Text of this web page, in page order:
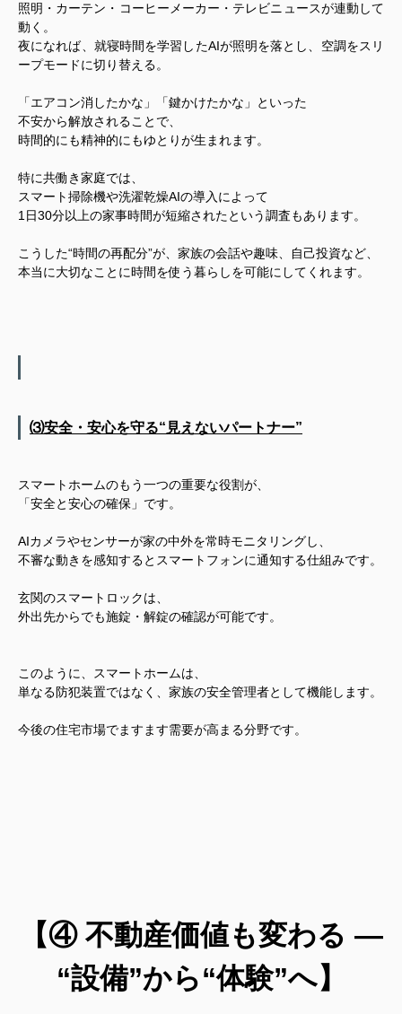
照明・カーテン・コーヒーメーカー・テレビニュースが連動して
動く。
夜になれば、就寝時間を学習したAIが照明を落とし、空調をスリ
ープモードに切り替える。
「エアコン消したかな」「鍵かけたかな」といった
不安から解放されることで、
時間的にも精神的にもゆとりが生まれます。
特に共働き家庭では、
スマート掃除機や洗濯乾燥AIの導入によって
1日30分以上の家事時間が短縮されたという調査もあります。
こうした“時間の再配分”が、家族の会話や趣味、自己投資など、
本当に大切なことに時間を使う暮らしを可能にしてくれます。
⑶安全・安心を守る“見えないパートナー”
スマートホームのもう一つの重要な役割が、
「安全と安心の確保」です。
AIカメラやセンサーが家の中外を常時モニタリングし、
不審な動きを感知するとスマートフォンに通知する仕組みです。
玄関のスマートロックは、
外出先からでも施錠・解錠の確認が可能です。
このように、 スマートホームは、
単なる防犯装置ではなく、家族の安全管理者として機能します。
今後の住宅市場でますます需要が高まる分野です。
【④ 不動産価値も変わる ―
“設備”から“体験”へ】